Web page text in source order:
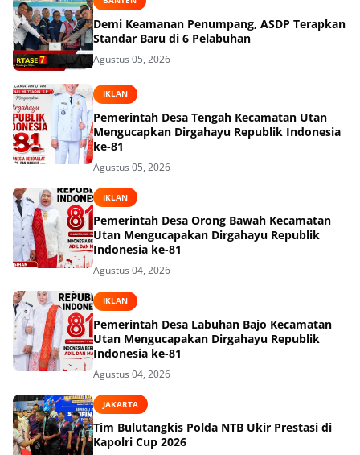
Demi Keamanan Penumpang, ASDP Terapkan
Standar Baru di 6 Pelabuhan
Agustus 05, 2026
IKLAN
Pemerintah Desa Tengah Kecamatan Utan
Mengucapkan Dirgahayu Republik Indonesia
ke-81
Agustus 05, 2026
IKLAN
Pemerintah Desa Orong Bawah Kecamatan
Utan Mengucapakan Dirgahayu Republik
Indonesia ke-81
Agustus 04, 2026
IKLAN
Pemerintah Desa Labuhan Bajo Kecamatan
Utan Mengucapakan Dirgahayu Republik
Indonesia ke-81
Agustus 04, 2026
JAKARTA
Tim Bulutangkis Polda NTB Ukir Prestasi di
Kapolri Cup 2026